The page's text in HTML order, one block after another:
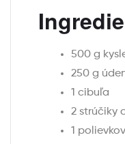
500 g
250 g
1 cibuľa
2 strúčiky
1